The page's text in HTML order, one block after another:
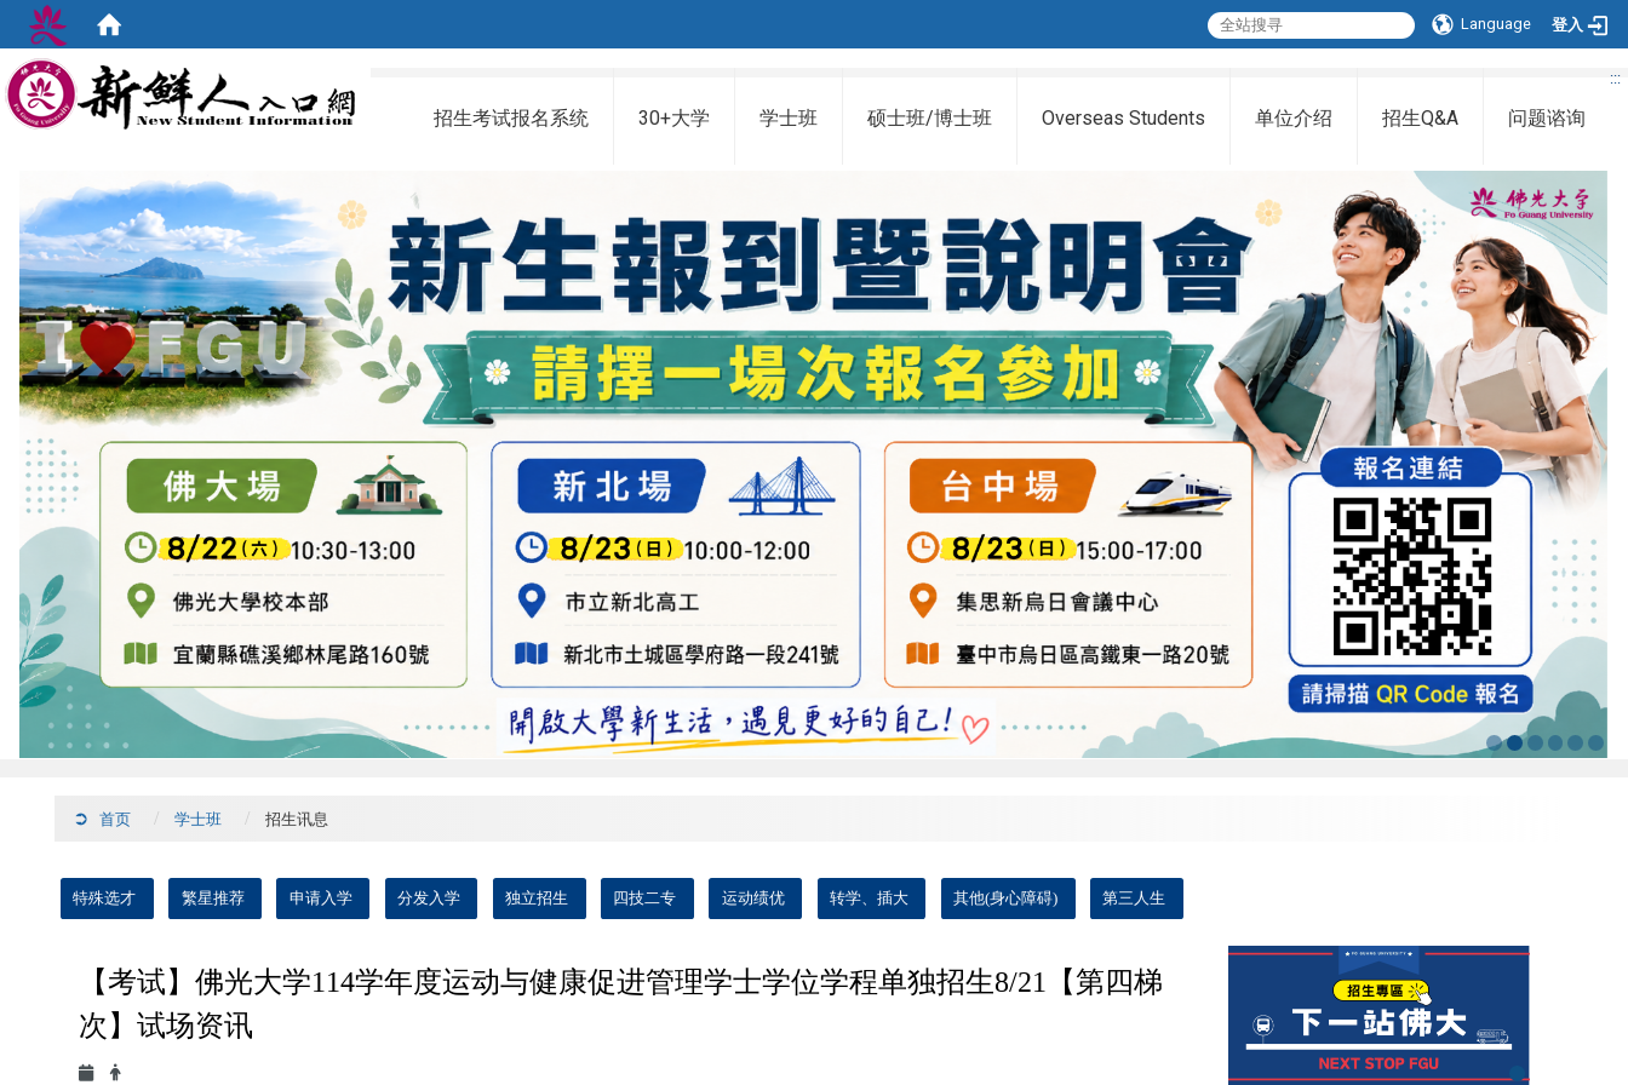
Language 登入
:::
:::
招生考试报名系统
30+大学 学士班 硕士班/博士班 Overseas Students 单位介绍 招生Q&A 问题谘询
首页 学士班 招生讯息
特殊选才 繁星推荐 申请入学 分发入学 独立招生 四技二专 运动绩优 转学、插大 其他(身心障碍) 第三人生
【考试】佛光大学114学年度运动与健康促进管理学士学位学程单独招生8/21【第四梯
次】试场资讯